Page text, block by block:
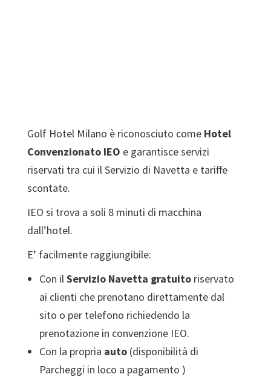
Golf Hotel Milano è riconosciuto come Hotel
Convenzionato IEO e garantisce servizi
riservati tra cui il Servizio di Navetta e tariffe
scontate.
IEO si trova a soli 8 minuti di macchina
dall’hotel.
E’ facilmente raggiungibile:
Con ilServizio Navetta gratuito riservato
ai clienti che prenotano direttamente dal
sito o per telefono richiedendo la
prenotazione in convenzione IEO.
Con la propria auto (disponibilità di
Parcheggi in loco a pagamento )